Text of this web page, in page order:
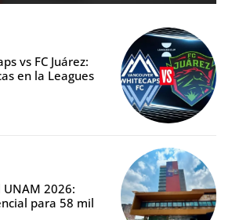
vs FC Juárez:
en la Leagues
2026:
para 58 mil